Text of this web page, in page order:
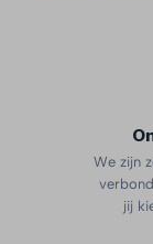
We zijn
jij